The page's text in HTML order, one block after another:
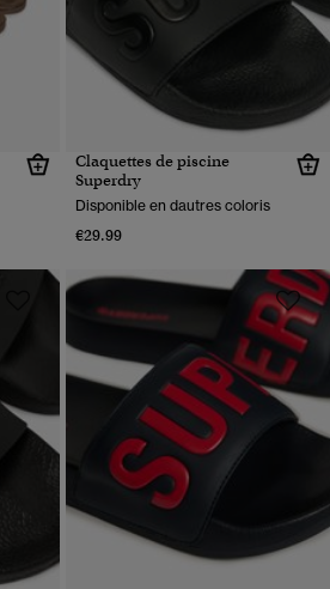
Claquettes de piscine
Superdry
Disponible en dautres coloris
€29.99